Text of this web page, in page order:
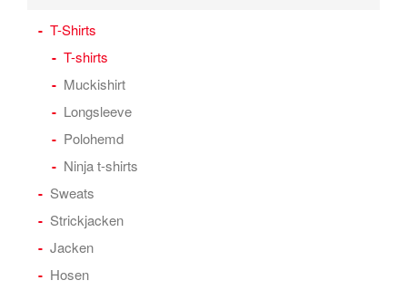
T-Shirts
T-shirts
Muckishirt
Longsleeve
Polohemd
Ninja t-shirts
Sweats
Strickjacken
Jacken
Hosen